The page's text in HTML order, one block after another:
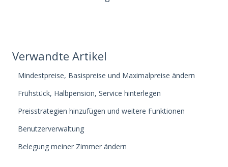
Verwandte Artikel
Mindestpreise, Basispreise und Maximalpreise ändern
Frühstück, Halbpension, Service hinterlegen
Preisstrategien hinzufügen und weitere Funktionen
Benutzerverwaltung
Belegung meiner Zimmer ändern